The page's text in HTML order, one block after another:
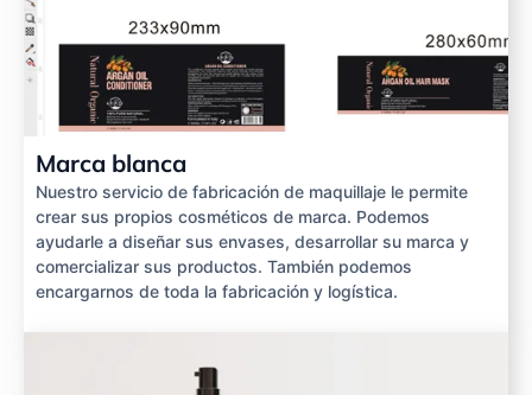
Marca blanca
Nuestro servicio de fabricación de maquillaje le permite
crear sus propios cosméticos de marca. Podemos
ayudarle a diseñar sus envases, desarrollar su marca y
comercializar sus productos. También podemos
encargarnos de toda la fabricación y logística.